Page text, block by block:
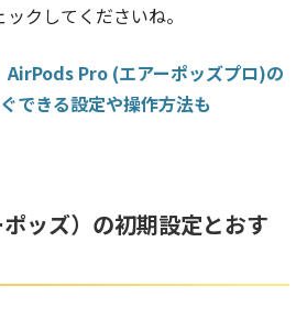
クしてくださいね。
AirPods Pro (エアーポッズプロ)の
できる設定や操作方法も
ッズ）の初期設定とおす